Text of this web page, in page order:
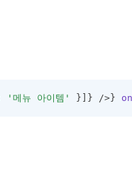
'메뉴 아이템' }]} />}